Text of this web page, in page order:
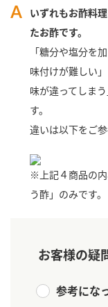
商品カテゴリ
酢
みりん風・料理酒
スープ
クイック調味料
新商品一覧
キャンペーン情報
ブランド・スペシャ
商品ブランドサイト
くらしプラ酢
企業情報
国内事業概要
いずれもお酢料
たお酢です。
「糖分や塩分を
味付けが難しい
味が違ってしま
す。
違いは以下をご参
※上記４商品の
う酢」のみです。
お客様の疑
参考にな